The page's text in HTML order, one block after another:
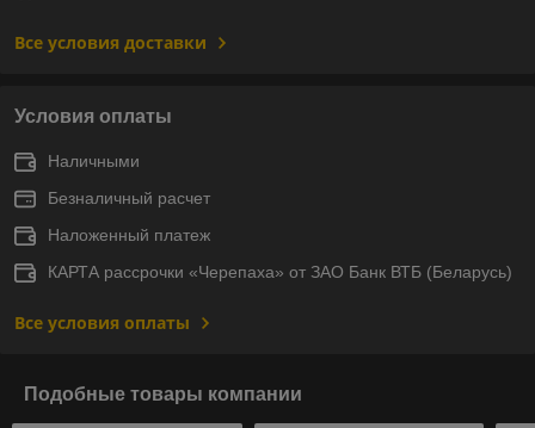
Все условия доставки
Условия оплаты
Наличными
Безналичный расчет
Наложенный платеж
КАРТА рассрочки «Черепаха» от ЗАО Банк ВТБ (Беларусь)
Все условия оплаты
Подобные товары компании